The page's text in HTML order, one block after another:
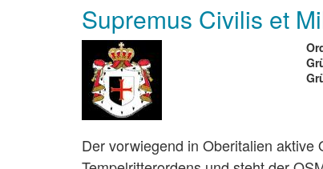
armen
Ritterschaft
vom
Tempel
zu
Jerusalem
Supremus Civilis et
Der vorwiegend in Oberitalien